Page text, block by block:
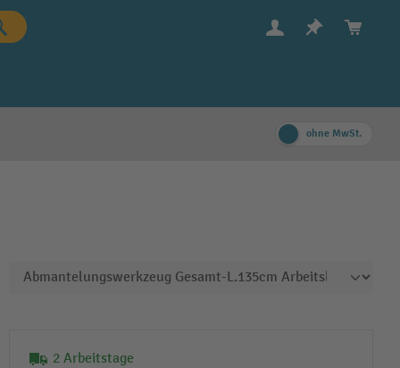
ohne MwSt.
2 Arbeitstage